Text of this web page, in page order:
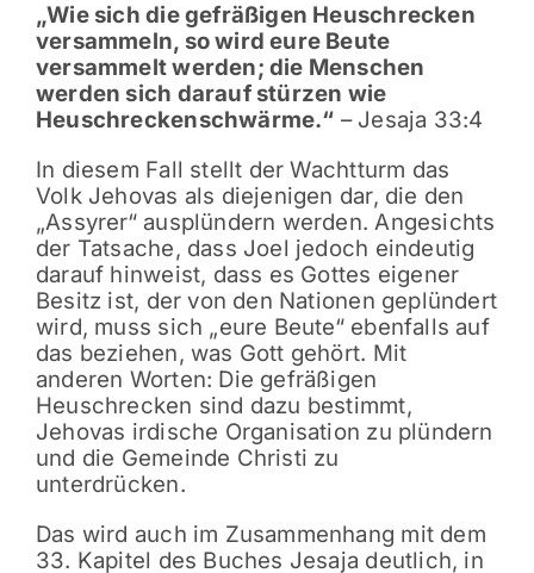
„Wie sich die gefräßigen Heuschrecken
versammeln, so wird eure Beute
versammelt werden; die Menschen
werden sich darauf stürzen wie
Heuschreckenschwärme.“ – Jesaja 33:4
In diesem Fall stellt der Wachtturm das
Volk Jehovas als diejenigen dar, die den
„Assyrer“ ausplündern werden. Angesichts
der Tatsache, dass Joel jedoch eindeutig
darauf hinweist, dass es Gottes eigener
Besitz ist, der von den Nationen geplündert
wird, muss sich „eure Beute“ ebenfalls auf
das beziehen, was Gott gehört. Mit
anderen Worten: Die gefräßigen
Heuschrecken sind dazu bestimmt,
Jehovas irdische Organisation zu plündern
und die Gemeinde Christi zu
unterdrücken.
Das wird auch im Zusammenhang mit dem
33. Kapitel des Buches Jesaja deutlich, in